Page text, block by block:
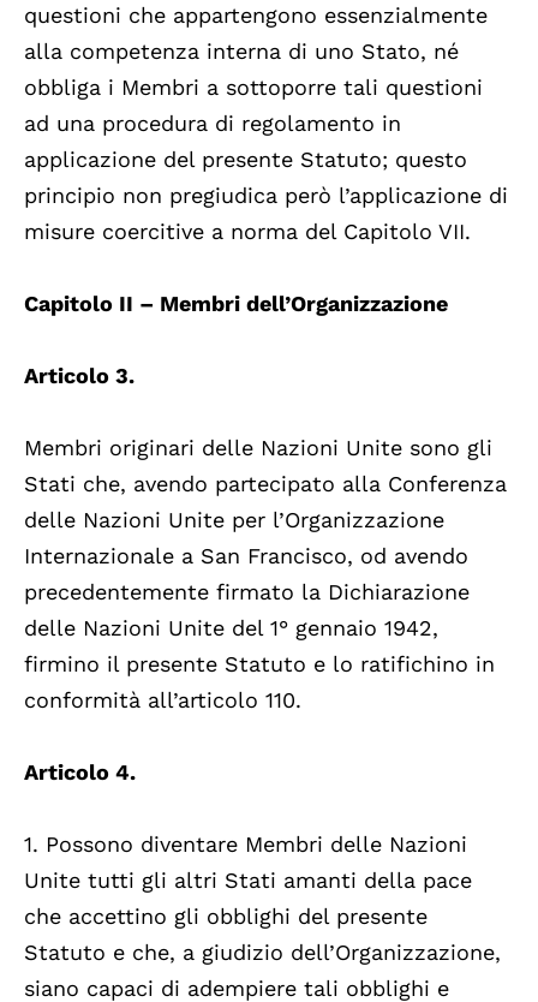
questioni che appartengono essenzialmente
alla competenza interna di uno Stato, né
obbliga i Membri a sottoporre tali questioni
ad una procedura di regolamento in
applicazione del presente Statuto; questo
principio non pregiudica però l’applicazione di
misure coercitive a norma del Capitolo VII.
Capitolo II – Membri dell’Organizzazione
Articolo 3.
Membri originari delle Nazioni Unite sono gli
Stati che, avendo partecipato alla Conferenza
delle Nazioni Unite per l’Organizzazione
Internazionale a San Francisco, od avendo
precedentemente firmato la Dichiarazione
delle Nazioni Unite del 1° gennaio 1942,
firmino il presente Statuto e lo ratifichino in
conformità all’articolo 110.
Articolo 4.
1. Possono diventare Membri delle Nazioni
Unite tutti gli altri Stati amanti della pace
che accettino gli obblighi del presente
Statuto e che, a giudizio dell’Organizzazione,
siano capaci di adempiere tali obblighi e